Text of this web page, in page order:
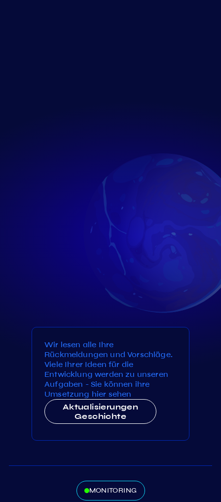
Wir lesen alle Ihre
Rückmeldungen und Vorschläge.
Viele Ihrer Ideen für die
Entwicklung werden zu unseren
Aufgaben - Sie können ihre
Umsetzung hier sehen
Aktualisierungen
Geschichte
MONITORING